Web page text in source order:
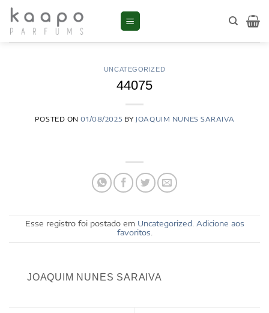
Skip
content
UNCATEGORIZED
44075
POSTED ON01/08/2025 BY JOAQUIM NUNES SARAIVA
Esse registro foi postado em Uncategorized. Adicione aos
favoritos
JOAQUIM NUNES SARAIVA